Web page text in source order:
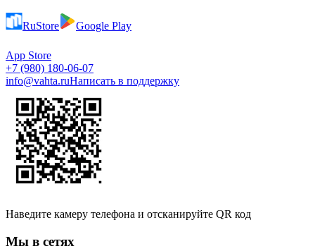
RuStore Google Play
App Store
+7 (980) 180-06-07
info@vahta.ruНаписать в поддержку
Наведите камеру телефона и отсканируйте QR код
Мы в сетях